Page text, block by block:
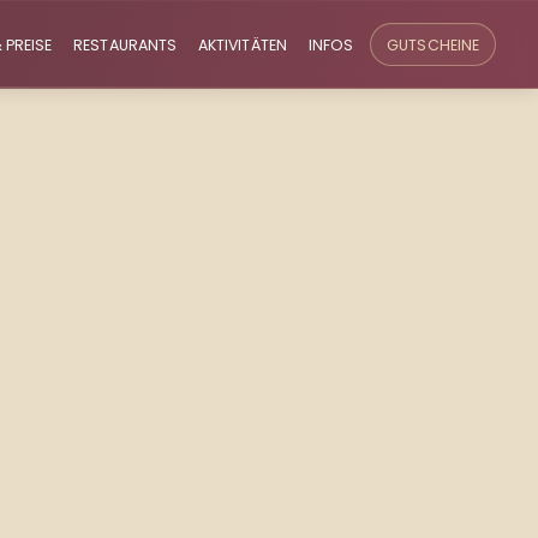
RESTAURANTS AKTIVITÄTEN INFOS GUTSCHEINE